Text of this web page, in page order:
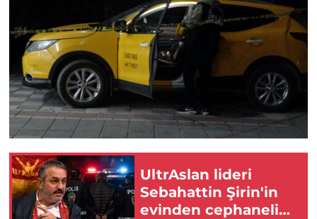
UltrAslan lideri
Sebahattin Şirin'in
evinden cephanelik